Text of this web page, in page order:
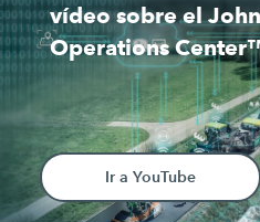
vídeo sobre el
Operations
Ir a YouTube